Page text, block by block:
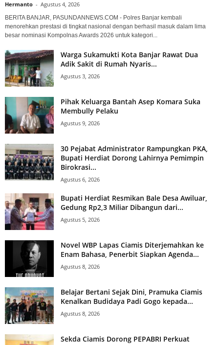
Hermanto - Agustus 4, 2026
BERITA BANJAR, PASUNDANNEWS.COM - Polres Banjar kembali
menorehkan prestasi di tingkat nasional dengan berhasil masuk dalam lima
besar nominasi Kompolnas Awards 2026 untuk kategori...
Warga Sukamukti Kota Banjar Rawat Dua
Adik Sakit di Rumah Nyaris...
Agustus 3, 2026
Pihak Keluarga Bantah Asep Komara Suka
Membully Pelaku
Agustus 9, 2026
30 Pejabat Administrator Rampungkan PKA,
Bupati Herdiat Dorong Lahirnya Pemimpin
Birokrasi...
Agustus 6, 2026
Bupati Herdiat Resmikan Bale Desa Awiluar,
Gedung Rp2,3 Miliar Dibangun dari...
Agustus 5, 2026
Novel WBP Lapas Ciamis Diterjemahkan ke
Enam Bahasa, Penerbit Siapkan Agenda...
Agustus 8, 2026
Belajar Bertani Sejak Dini, Pramuka Ciamis
Kenalkan Budidaya Padi Gogo kepada...
Agustus 8, 2026
Sekda Ciamis Dorong PEPABRI Perkuat